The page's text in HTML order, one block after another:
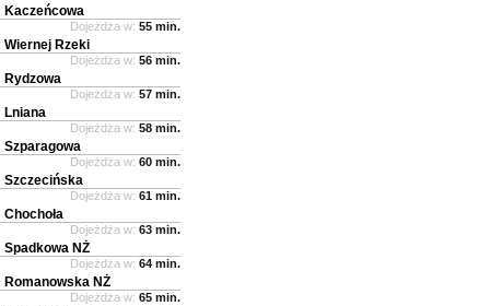
Kaczeńcowa
Dojeżdża w: 55 min.
Wiernej Rzeki
Dojeżdża w: 56 min.
Rydzowa
Dojeżdża w: 57 min.
Lniana
Dojeżdża w: 58 min.
Szparagowa
Dojeżdża w: 60 min.
Szczecińska
Dojeżdża w: 61 min.
Chochoła
Dojeżdża w: 63 min.
Spadkowa NŻ
Dojeżdża w: 64 min.
Romanowska NŻ
Dojeżdża w: 65 min.